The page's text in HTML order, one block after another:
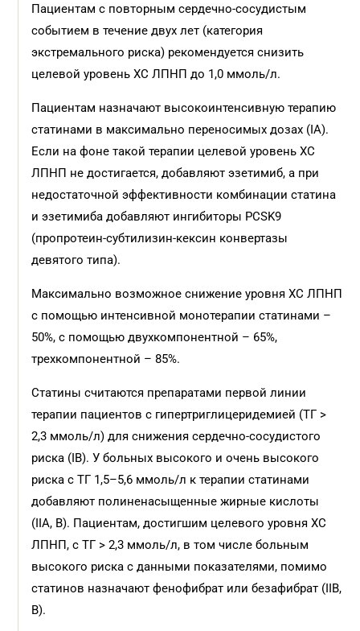
Пациентам с повторным сердечно-сосудистым
событием в течение двух лет (категория
экстремального риска) рекомендуется снизить
целевой уровень ХС ЛПНП до 1,0 ммоль/л.
Пациентам назначают высокоинтенсивную терапию
статинами в максимально переносимых дозах (IА).
Если на фоне такой терапии целевой уровень ХС
ЛПНП не достигается, добавляют эзетимиб, а при
недостаточной эффективности комбинации статина
и эзетимиба добавляют ингибиторы PCSK9
(пропротеин-субтилизин-кексин конвертазы
девятого типа).
Максимально возможное снижение уровня ХС ЛПНП
с помощью интенсивной монотерапии статинами –
50%, с помощью двухкомпонентной – 65%,
трехкомпонентной – 85%.
Статины считаются препаратами первой линии
терапии пациентов с гипертриглицеридемией (ТГ >
2,3 ммоль/л) для снижения сердечно-сосудистого
риска (IB). У больных высокого и очень высокого
риска с ТГ 1,5–5,6 ммоль/л к терапии статинами
добавляют полиненасыщенные жирные кислоты
(IIA, B). Пациентам, достигшим целевого уровня ХС
ЛПНП, с ТГ > 2,3 ммоль/л, в том числе больным
высокого риска с данными показателями, помимо
статинов назначают фенофибрат или безафибрат (IIB,
B).